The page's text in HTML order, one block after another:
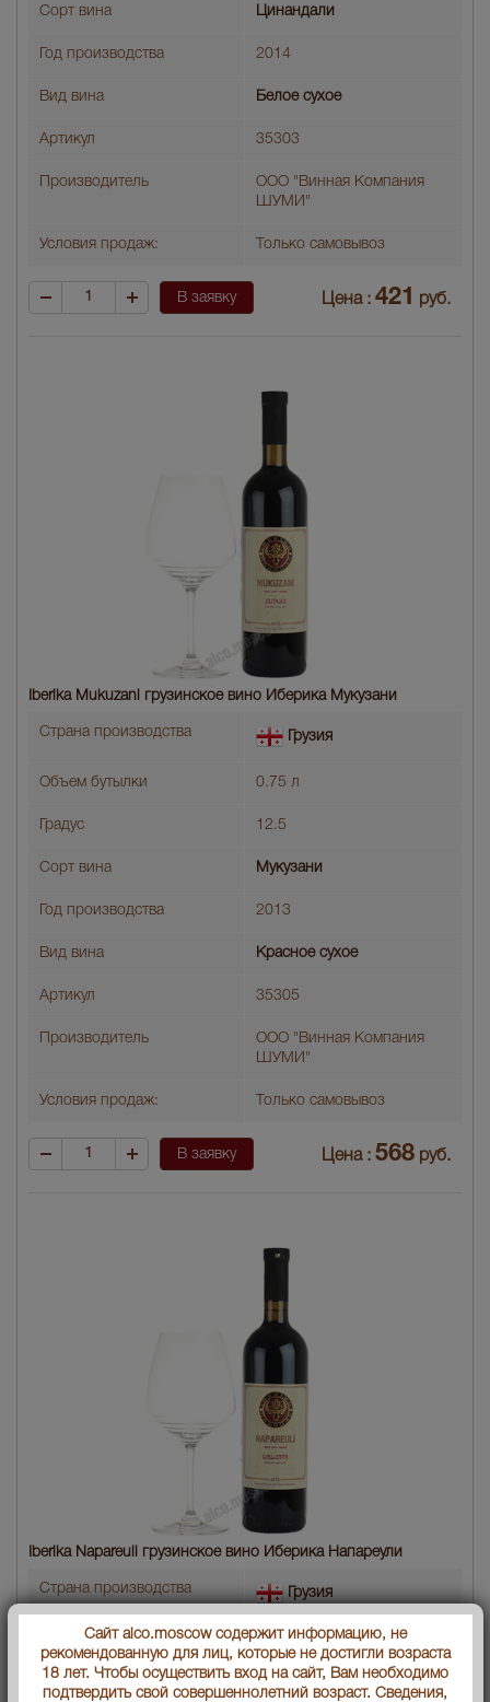
Сорт вина Цинандали
Год производства 2014
Вид вина Белое сухое
Артикул 35303
Производитель
ООО "Винная Компания
ШУМИ"
Условия продаж: Только самовывоз
В заявку Цена : 421 руб.
Iberika Mukuzani грузинское вино Иберика Мукузани
Страна производства Грузия
Объем бутылки 0.75 л
Градус 12.5
Сорт вина Мукузани
Год производства 2013
Вид вина Красное сухое
Артикул 35305
Производитель
ООО "Винная Компания
ШУМИ"
Условия продаж: Только самовывоз
В заявку Цена : 568 руб.
Iberika Napareuli грузинское вино Иберика Напареули
Страна производства Грузия
Объем бутылки 0.75 л
Градус 12.5
Сайт alco.moscow содержит информацию, не
рекомендованную для лиц, которые не достигли возраста
18 лет. Чтобы осуществить вход на сайт, Вам необходимо
подтвердить свой совершеннолетний возраст. Сведения,